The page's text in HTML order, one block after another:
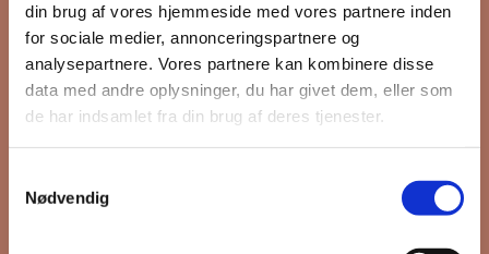
din brug af vores hjemmeside med vores partnere inden
for sociale medier, annonceringspartnere og
analysepartnere. Vores partnere kan kombinere disse
data med andre oplysninger, du har givet dem, eller som
de har indsamlet fra din brug af deres tjenester.
Nødvendig
Hold dig opdateret på hvad der sker
på Grønttorvet. I vores nyhedsbrev
sender vi blandt andet invitation til
VIP Åbent Hus, når vi sætter nye
boliger til salg og udlejning, så du